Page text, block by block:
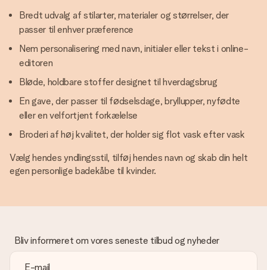
Bredt udvalg af stilarter, materialer og størrelser, der
passer til enhver præference
Nem personalisering med navn, initialer eller tekst i online-
editoren
Bløde, holdbare stoffer designet til hverdagsbrug
En gave, der passer til fødselsdage, bryllupper, nyfødte
eller en velfortjent forkælelse
Broderi af høj kvalitet, der holder sig flot vask efter vask
Vælg hendes yndlingsstil, tilføj hendes navn og skab din helt
egen personlige badekåbe til kvinder.
Bliv informeret om vores seneste tilbud og nyheder